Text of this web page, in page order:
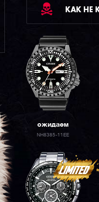
КАК НЕ
ожидаем
NH8385-11EE